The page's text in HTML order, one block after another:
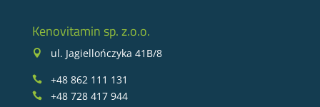
Kenovitamin sp. z.o.o.
 ul. Jagiellończyka 41B/8
+48 862 111 131
+48 728 417 944